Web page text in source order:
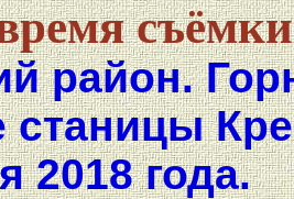
район.
станицы
2018 года.